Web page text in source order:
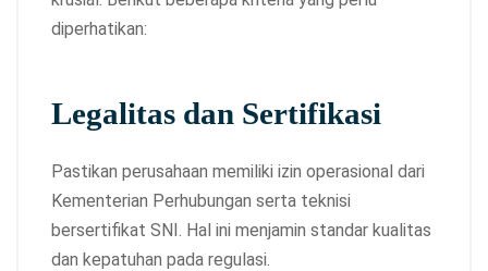
diperhatikan:
Legalitas dan Sertifikasi
Pastikan perusahaan memiliki izin operasional dari
Kementerian Perhubungan serta teknisi
bersertifikat SNI. Hal ini menjamin standar kualitas
dan kepatuhan pada regulasi.